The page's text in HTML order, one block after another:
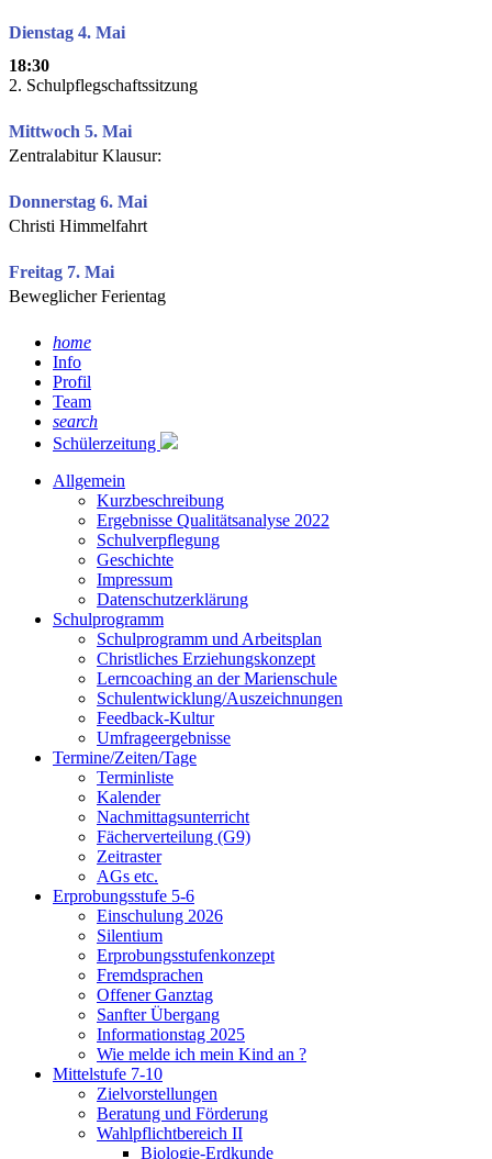
Dienstag 4. Mai
18:30
2. Schulpflegschaftssitzung
Mittwoch 5. Mai
Zentralabitur Klausur:
Donnerstag 6. Mai
Christi Himmelfahrt
Freitag 7. Mai
Beweglicher Ferientag
home
Info
Profil
Team
search
Schülerzeitung
Allgemein
Kurzbeschreibung
Ergebnisse Qualitätsanalyse 2022
Schulverpflegung
Geschichte
Impressum
Datenschutzerklärung
Schulprogramm
Schulprogramm und Arbeitsplan
Christliches Erziehungskonzept
Lerncoaching an der Marienschule
Schulentwicklung/Auszeichnungen
Feedback-Kultur
Umfrageergebnisse
Termine/Zeiten/Tage
Terminliste
Kalender
Nachmittagsunterricht
Fächerverteilung (G9)
Zeitraster
AGs etc.
Erprobungsstufe 5-6
Einschulung 2026
Silentium
Erprobungsstufenkonzept
Fremdsprachen
Offener Ganztag
Sanfter Übergang
Informationstag 2025
Wie melde ich mein Kind an ?
Mittelstufe 7-10
Zielvorstellungen
Beratung und Förderung
Wahlpflichtbereich II
Biologie-Erdkunde